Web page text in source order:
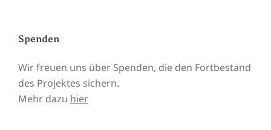
Spenden
Wir freuen uns über Spenden, die den Fortbestand
des Projektes sichern.
Mehr dazu hier